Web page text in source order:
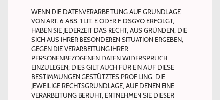
WENN DIE DATENVERARBEITUNG AUF GRUNDLAGE
VON ART. 6 ABS. 1 LIT. E ODER F DSGVO ERFOLGT,
HABEN SIE JEDERZEIT DAS RECHT, AUS GRÜNDEN, DIE
SICH AUS IHRER BESONDEREN SITUATION ERGEBEN,
GEGEN DIE VERARBEITUNG IHRER
PERSONENBEZOGENEN DATEN WIDERSPRUCH
EINZULEGEN; DIES GILT AUCH FÜR EIN AUF DIESE
BESTIMMUNGEN GESTÜTZTES PROFILING. DIE
JEWEILIGE RECHTSGRUNDLAGE, AUF DENEN EINE
VERARBEITUNG BERUHT, ENTNEHMEN SIE DIESER